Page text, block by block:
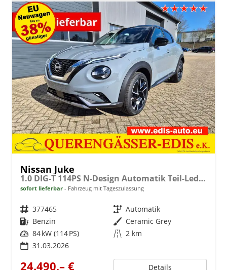
Nissan Juke
1.0 DIG-T 114PS N-Design Automatik Teil-Leder Klimaautomatik Sitzheizung Lenkradheizung PDC v+h Rückf.Kamera Navi 19"LM Bluetooth Touchscreen Apple CarPlay Android Auto
sofort lieferbar Fahrzeug mit Tageszulassung
Fahrzeugnr. 377465 Getriebe Automatik
Kraftstoff Benzin Außenfarbe Ceramic Grey
Leistung 84 kW (114 PS) Kilometerstand 2 km
31.03.2026
24.490,– € Details